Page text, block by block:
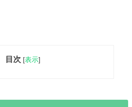
目次 [表示]